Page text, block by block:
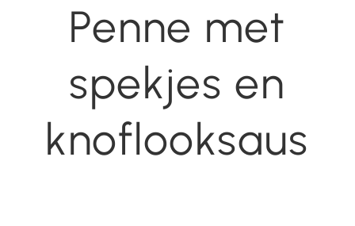
Penne met
spekjes en
knoflooksaus